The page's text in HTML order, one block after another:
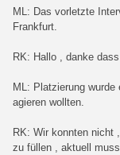
ML: Das vorletzte
Frankfurt.
RK: Hallo , danke
ML: Platzierung
agieren wollten.
RK: Wir konnten nicht
zu füllen , aktuell